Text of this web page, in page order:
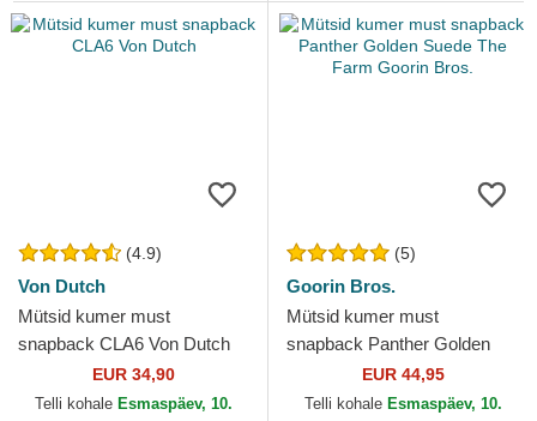
(4.9)
Von Dutch
Mütsid kumer must
snapback CLA6 Von Dutch
EUR 34,90
Telli kohale Esmaspäev, 10.
(5)
Goorin Bros.
Mütsid kumer must
snapback Panther Golden
Suede The Farm Goorin
Bros.
EUR 44,95
Telli kohale Esmaspäev, 10.